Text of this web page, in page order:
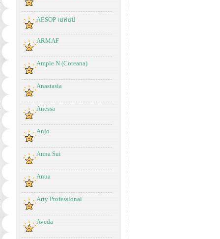
AESOP เอสอป
ARMAF
Ample N (Coreana)
Anastasia
Anessa
Anjo
Anna Sui
Anua
Arty Professional
Aveda